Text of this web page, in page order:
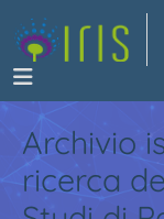
Archivio
ricerca